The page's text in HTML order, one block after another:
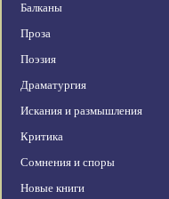
Балканы
Проза
Поэзия
Драматургия
Искания и размышления
Критика
Сомнения и споры
Новые книги